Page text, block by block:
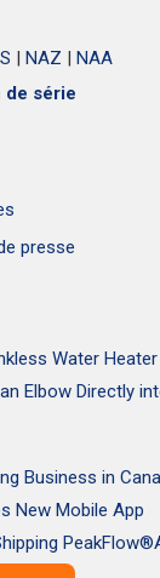
| NAZ | NAA
de série
presse
Water
New Mobile App